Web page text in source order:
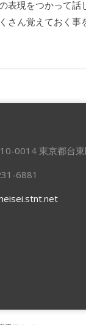
表現をつかって
さん覚えておく事
0014 東京都台
6881